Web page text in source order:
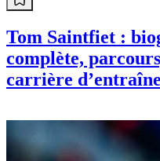
Tom Saintfiet :
complète,
carrière